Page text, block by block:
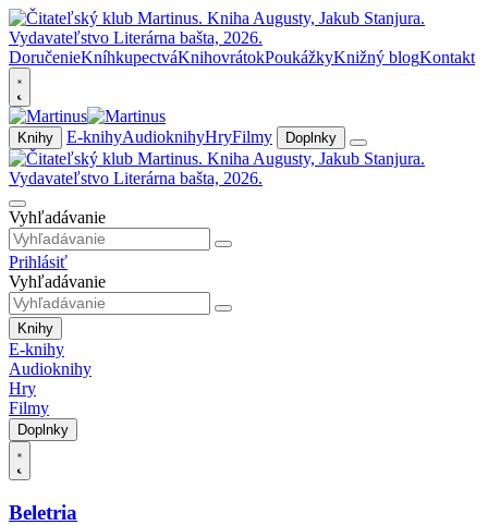
DoručenieKníhkupectváKnihovrátokPoukážkyKnižný blogKontakt
Knihy E-knihyAudioknihyHryFilmy Doplnky
Vyhľadávanie
Prihlásiť
Vyhľadávanie
Knihy
E-knihy
Audioknihy
Hry
Filmy
Doplnky
Beletria